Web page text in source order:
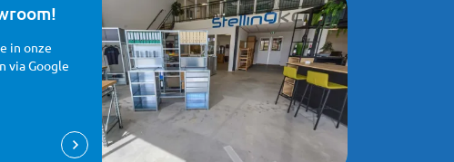
in onze
via Google